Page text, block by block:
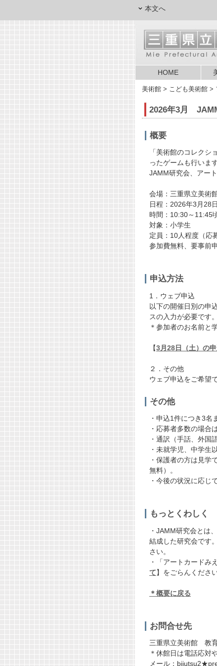
本文へ
HOME
美術館 > こども美術館 >
2026年3月
概要
「美術館のコレク
ったゲームも行います
JAMM研究会、アー
会場：三重県立美術
日程：2026年3月28
時間：10:30～11:45
対象：小学生
定員：10人程度（応
参加費無料、要事前
申込方法
1．ウェブ申込
以下の開催日別の申
スの入力が必要です
＊参加者のお名前と
【3月28日（土）の
２．その他
ウェブ申込をご希望
その他
・申込1件につき3名
・応募者多数の場合
・通訳（手話、外国
・未就学児、中学生
・保護者の方は見学
無料）。
・今後の状況に応じ
もっとくわしく
・JAMM研究会とは
結成した研究会です
さい。
・「アートカードみ
て】をごらんください
＊概要に戻る
お問合せ先
三重県立美術館 教
＊休館日は電話応対
メール：